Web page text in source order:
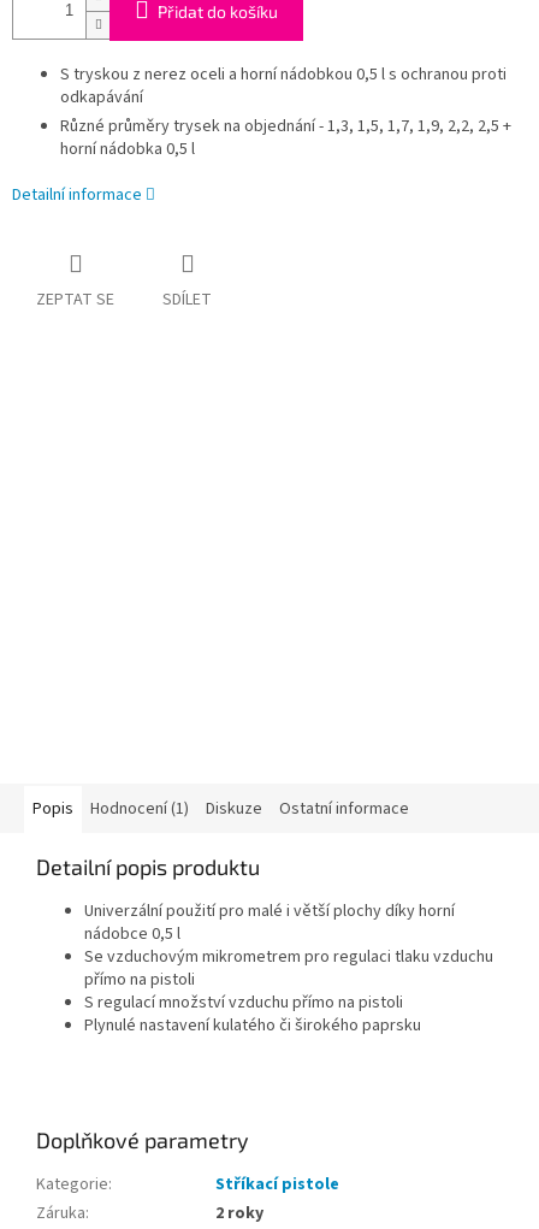
Přidat do košíku
S tryskou z nerez oceli a horní nádobkou 0,5 l s ochranou proti
odkapávání
Různé průměry trysek na objednání - 1,3, 1,5, 1,7, 1,9, 2,2, 2,5 +
horní nádobka 0,5 l
Detailní informace
ZEPTAT SE SDÍLET
Popis Hodnocení (1) Diskuze Ostatní informace
Detailní popis produktu
Univerzální použití pro malé i větší plochy díky horní
nádobce 0,5 l
Se vzduchovým mikrometrem pro regulaci tlaku vzduchu
přímo na pistoli
S regulací množství vzduchu přímo na pistoli
Plynulé nastavení kulatého či širokého paprsku
Doplňkové parametry
Kategorie:
Stříkací pistole
Záruka:
2 roky